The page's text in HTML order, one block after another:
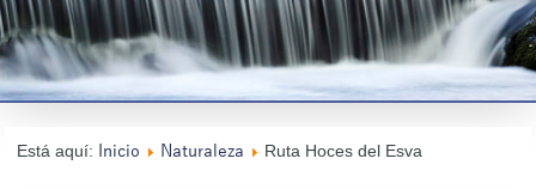
Está aquí: Inicio Naturaleza Ruta Hoces del Esva